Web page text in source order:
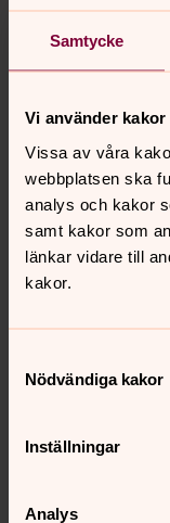
Samtycke
Vi använder kakor
Vissa av våra
webbplatsen ska
analys och kakor
samt kakor som
länkar vidare till
kakor.
Nödvändiga kakor
Inställningar
Analys
2. Lär ut
3. Visa
också ut
4. Kombinera
dvs lägg ut de
fyrtakt.
5. Introducera
7. Lägg taktstreck